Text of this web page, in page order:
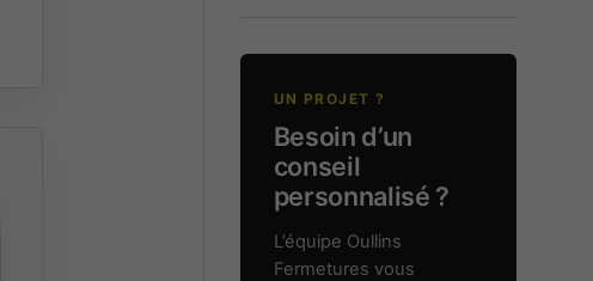
UN PROJET ?
Besoin d’un
conseil
personnalisé ?
L’équipe Oullins
Fermetures vous